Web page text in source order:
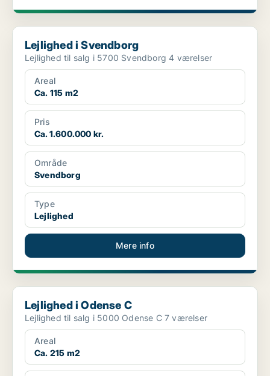
Lejlighed i Svendborg
Lejlighed i Svendborg
Lejlighed til salg i 5700 Svendborg 4 værelser
Areal
Ca. 115 m2
Pris
Ca. 1.600.000 kr.
Område
Svendborg
Type
Lejlighed
Mere info
Lejlighed i Odense C
Lejlighed i Odense C
Lejlighed til salg i 5000 Odense C 7 værelser
Areal
Ca. 215 m2